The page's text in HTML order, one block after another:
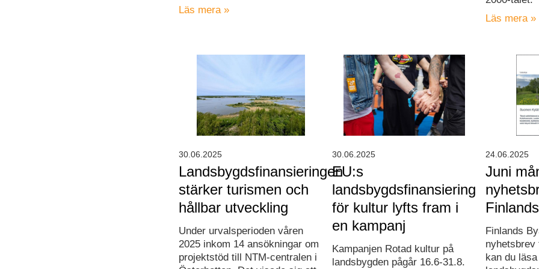
Läs mera »
Läs mera »
Landsbygdsfinansieringen
stärker turismen och
hållbar utveckling
Under urvalsperioden våren
2025 inkom 14 ansökningar om
projektstöd till NTM-centralen i
30.06.2025
EU:s
landsbygdsfinansiering
för kultur lyfts fram i
en kampanj
Kampanjen Rotad kultur på
landsbygden pågår 16.6-31.8.
30.06.2025
Juni
Finlands
nyhetsbrev
kan du
24.06.2025